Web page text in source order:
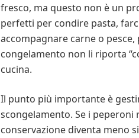
fresco, ma questo non è un
perfetti per condire pasta,
accompagnare carne o
congelamento non li riporta
cucina.
Il punto più importante è
scongelamento. Se i
conservazione diventa meno